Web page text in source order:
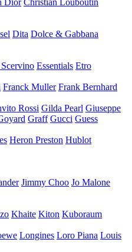
Dior Christian Louboutin
Dita Dolce & Gabbana
Essentials Etro
Franck Muller Frank Bernhard
Rossi Gilda Pearl Giuseppe
Graff Gucci Guess
Heron Preston Hublot
Jimmy Choo Jo Malone
Khaite Kiton Kuboraum
Longines Loro Piana Louis